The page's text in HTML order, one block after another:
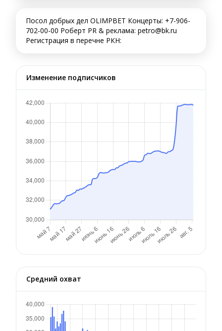
Посол добрых дел OLIMPBET Концерты: +7-906-
702-00-00 Роберт PR & реклама: petro@bk.ru
Регистрация в перечне РКН:
Изменение подписчиков
Средний охват